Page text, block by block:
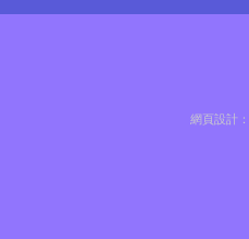
網頁設計：